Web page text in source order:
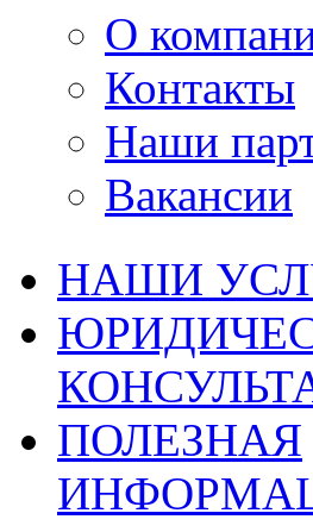
О
Контакты
Наши
Вакансии
НАШИ
ПОЛЕЗНАЯ